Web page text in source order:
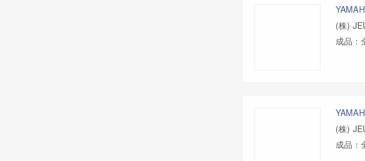
(株)
成品：
(株)
成品：